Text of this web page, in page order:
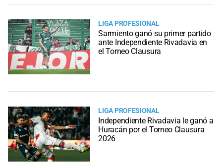
LIGA PROFESIONAL
Sarmiento ganó su primer partido
ante Independiente Rivadavia en
el Torneo Clausura
LIGA PROFESIONAL
Independiente Rivadavia le ganó a
Huracán por el Torneo Clausura
2026